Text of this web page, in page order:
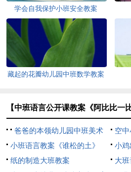
学会自我保护小班安全教案
藏起的花瓣幼儿园中班数学教案
【中班语言公开课教案《阿比比一
爸爸的本领幼儿园中班美术
教案
空
小班语言教案《谁松的土》
小鸡
纸的制造大班教案
大